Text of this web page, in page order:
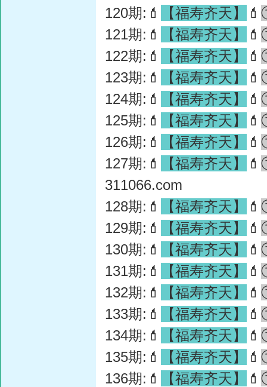
120期:💄
【福寿齐天】 💄
121期:💄
【福寿齐天】 💄
122期:💄
【福寿齐天】 💄
123期:💄
【福寿齐天】 💄
124期:💄
【福寿齐天】 💄
125期:💄
【福寿齐天】 💄
126期:💄
【福寿齐天】 💄
127期:💄
【福寿齐天】 💄
311066.com
128期:💄
【福寿齐天】 💄
129期:💄
【福寿齐天】 💄
130期:💄
【福寿齐天】 💄
131期:💄
【福寿齐天】 💄
132期:💄
【福寿齐天】 💄
133期:💄
【福寿齐天】 💄
134期:💄
【福寿齐天】 💄
135期:💄
【福寿齐天】 💄
136期:💄
【福寿齐天】 💄